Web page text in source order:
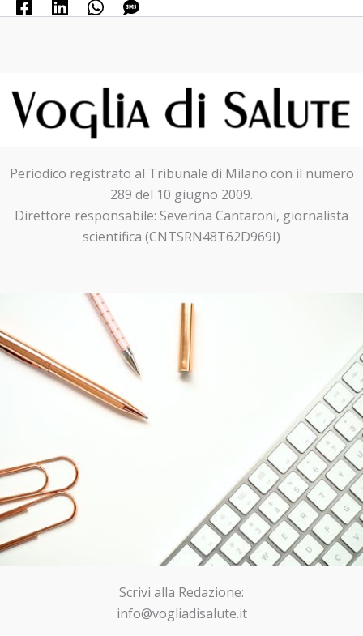
Periodico registrato al Tribunale di Milano con il numero
289 del 10 giugno 2009.
Direttore responsabile: Severina Cantaroni, giornalista
scientifica (CNTSRN48T62D969I)
Scrivi alla Redazione:
info@vogliadisalute.it